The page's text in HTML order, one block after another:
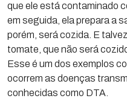
que ele está contaminado
em seguida, ela prepara a
porém, será cozida. E
tomate, que não será
Esse é um dos exemplos
ocorrem as doenças
conhecidas como DTA.